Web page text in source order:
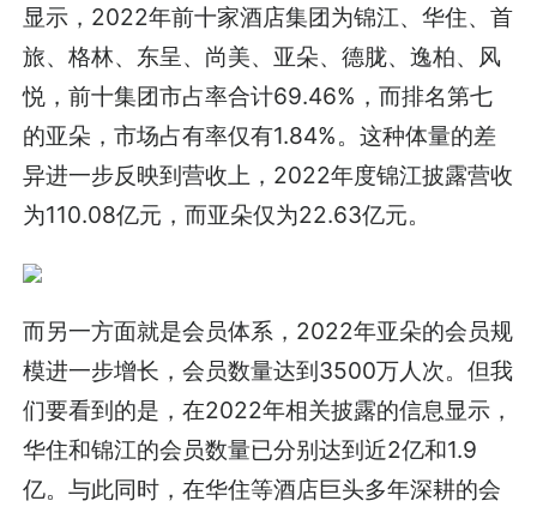
显示，2022年前十家酒店集团为锦江、华住、首
旅、格林、东呈、尚美、亚朵、德胧、逸柏、风
悦，前十集团市占率合计69.46%，而排名第七
的亚朵，市场占有率仅有1.84%。这种体量的差
异进一步反映到营收上，2022年度锦江披露营收
为110.08亿元，而亚朵仅为22.63亿元。
而另一方面就是会员体系，2022年亚朵的会员规
模进一步增长，会员数量达到3500万人次。但我
们要看到的是，在2022年相关披露的信息显示，
华住和锦江的会员数量已分别达到近2亿和1.9
亿。与此同时，在华住等酒店巨头多年深耕的会